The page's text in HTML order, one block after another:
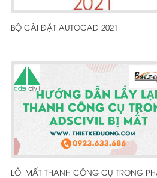
BỘ CÀI ĐẶT AUTOCAD 2021